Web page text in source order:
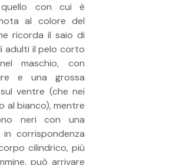
con cui è
al colore del
ricorda il saio di
adulti il pelo corto
maschio, con
e una grossa
ventre (che nei
al bianco), mentre
neri con una
corrispondenza
cilindrico, più
può arrivare